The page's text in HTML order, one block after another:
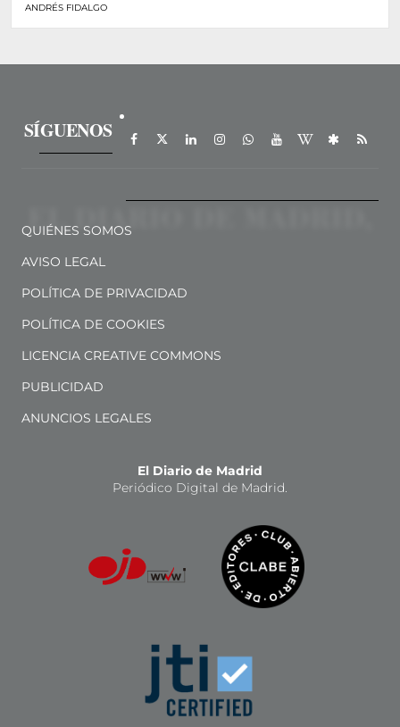
ANDRÉS FIDALGO
SÍGUENOS
QUIÉNES SOMOS
AVISO LEGAL
POLÍTICA DE PRIVACIDAD
POLÍTICA DE COOKIES
LICENCIA CREATIVE COMMONS
PUBLICIDAD
ANUNCIOS LEGALES
El Diario de Madrid
Periódico Digital de Madrid.